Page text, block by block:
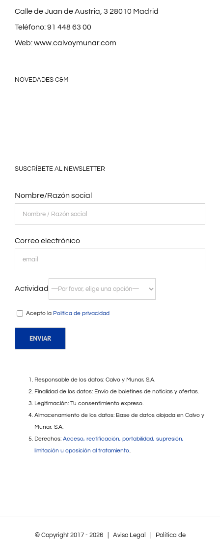
Calle de Juan de Austria, 3 28010 Madrid
Teléfono:91 448 63 00
Web:www.calvoymunar.com
NOVEDADES C&M
SUSCRÍBETE AL NEWSLETTER
Nombre/Razón social
Correo electrónico
Actividad
Acepto la Política de privacidad
Responsable de los datos: Calvo y Munar, S.A.
Finalidad de los datos: Envío de boletines de noticias y ofertas.
Legitimación: Tu consentimiento expreso.
Almacenamiento de los datos: Base de datos alojada en Calvo y
Munar, S.A.
Derechos: Acceso, rectificación, portabilidad, supresión,
limitación u oposición al tratamiento..
© Copyright 2017 - 2026 | Aviso Legal Política de